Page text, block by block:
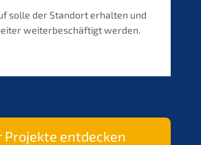
solle der Stand­ort erhal­ten und
weiter­be­schäf­tigt werden.
Projek­te entdecken